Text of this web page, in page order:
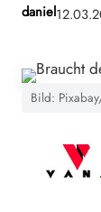
daniel
Bild: